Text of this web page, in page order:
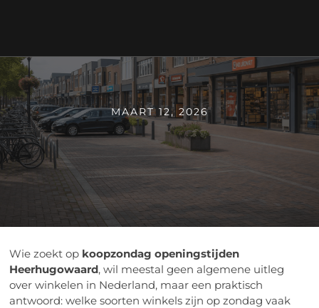
MAART 12, 2026
Wie zoekt op koopzondag openingstijden
Heerhugowaard, wil meestal geen algemene uitleg
over winkelen in Nederland, maar een praktisch
antwoord: welke soorten winkels zijn op zondag vaak